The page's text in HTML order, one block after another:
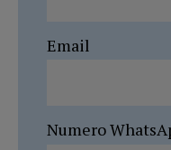
Email
Numero